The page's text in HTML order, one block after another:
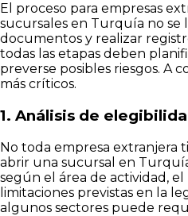
El proceso para empresas
sucursales en Turquía no se
documentos y realizar
todas las etapas deben
preverse posibles riesgos. A
más críticos.
1. Análisis de
No toda empresa extranjera
abrir una sucursal en
según el área de actividad, el
limitaciones previstas en la
algunos sectores puede